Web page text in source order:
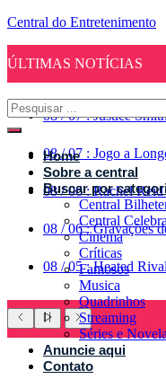
Central do Entretenimento
ÚLTIMAS NOTÍCIAS
08 / 07 : Justice
08 / 07 : Jogo a
08 / 06 : Rachel
08 / 06 : Gravações
08 / 05 : Heated
Home
Sobre a central
Buscar por
Central
Central Celebra
Cinema
Críticas
Famosos
Musica
Quadrinhos
Streaming
Séries e
Anuncie aqui
Contato